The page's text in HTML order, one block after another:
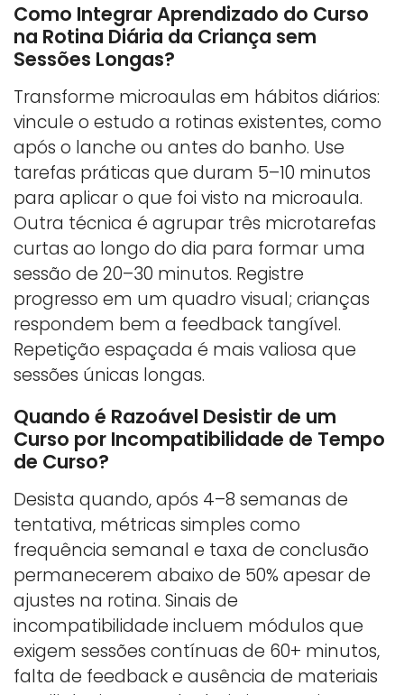
Como Integrar Aprendizado do Curso
na Rotina Diária da Criança sem
Sessões Longas?
Transforme microaulas em hábitos diários:
vincule o estudo a rotinas existentes, como
após o lanche ou antes do banho. Use
tarefas práticas que duram 5–10 minutos
para aplicar o que foi visto na microaula.
Outra técnica é agrupar três microtarefas
curtas ao longo do dia para formar uma
sessão de 20–30 minutos. Registre
progresso em um quadro visual; crianças
respondem bem a feedback tangível.
Repetição espaçada é mais valiosa que
sessões únicas longas.
Quando é Razoável Desistir de um
Curso por Incompatibilidade de Tempo
de Curso?
Desista quando, após 4–8 semanas de
tentativa, métricas simples como
frequência semanal e taxa de conclusão
permanecerem abaixo de 50% apesar de
ajustes na rotina. Sinais de
incompatibilidade incluem módulos que
exigem sessões contínuas de 60+ minutos,
falta de feedback e ausência de materiais